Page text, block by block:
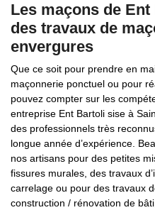
Les maçons de
des travaux de
envergures
Que ce soit pour prendre en
maçonnerie ponctuel ou pour
pouvez compter sur les
entreprise Ent Bartoli sise à
des professionnels très
longue année d’expérience.
nos artisans pour des petites
fissures murales, des travaux
carrelage ou pour des travaux
construction / rénovation de